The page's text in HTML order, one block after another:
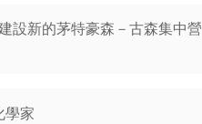
設新的茅特豪森－古森集中營
學家